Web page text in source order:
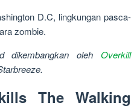
D.C, lingkungan pasca-
zombie.
dikembangkan oleh Overkill
The Walking